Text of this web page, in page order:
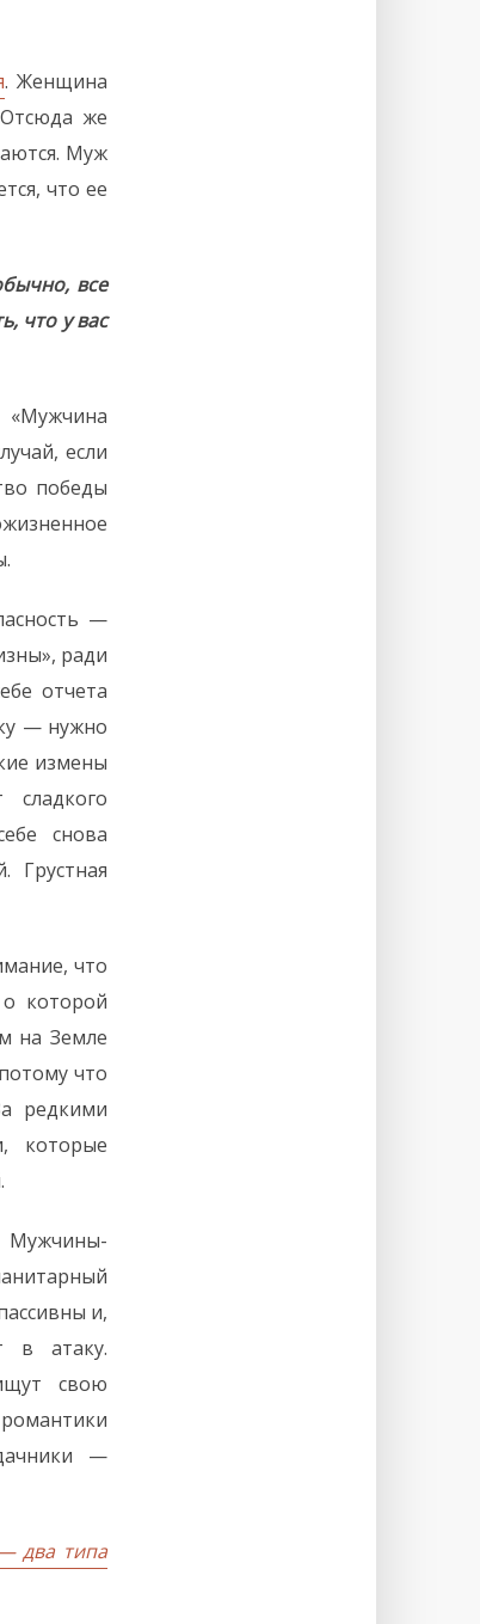
. Женщина
же
Муж
что ее
все
что у вас
«Мужчина
если
победы
—
ради
отчета
— нужно
измены
снова
Грустная
что
которой
на Земле
что
редкими
которые
Мужчины-
и,
в атаку.
свою
—
два типа